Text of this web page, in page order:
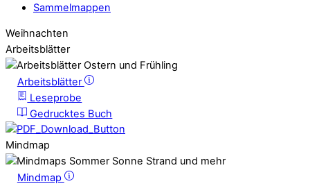
Sammelmappen
Weihnachten
Arbeitsblätter
Arbeitsblätter
Leseprobe
Gedrucktes Buch
Mindmap
Mindmap